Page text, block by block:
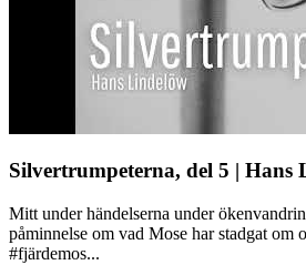
Silvertrumpeterna, del 5 | Hans
Mitt under händelserna under
påminnelse om vad Mose har stadgat om
#fjärdemos...